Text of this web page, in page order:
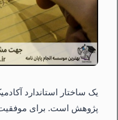
یک ساختار استاندارد
پژوهش است. برای موفقیت